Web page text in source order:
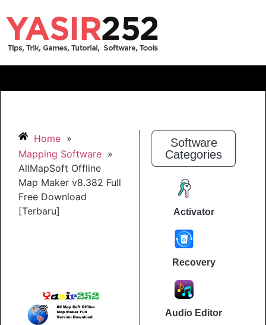
Home »
Mapping Software »
AllMapSoft Offline
Map Maker v8.382 Full
Free Download
[Terbaru]
Software
Categories
Activator
Recovery
Audio Editor